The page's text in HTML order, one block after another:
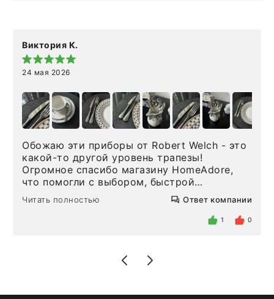
Виктория К.
24 мая 2026
Обожаю эти приборы от Robert Welch - это
какой-то другой уровень трапезы!
Огромное спасибо магазину HomeAdore,
что помогли с выбором, быстрой
доставкой и высоким сервисом. Один раз
была здесь лично, забирала чайные ложки,
внутри очень много антикварной посуды,
Позже заказывала остальные приборы -
доставили сдэком на следующий день к
отвечает очень быстро. Взаимодействием
Читать полностью Ответ компании
1 0